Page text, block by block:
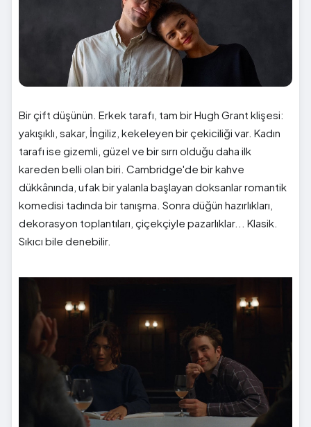
Bir çift düşünün. Erkek tarafı, tam bir Hugh Grant klişesi:
yakışıklı, sakar, İngiliz, kekeleyen bir çekiciliği var. Kadın
tarafı ise gizemli, güzel ve bir sırrı olduğu daha ilk
kareden belli olan biri. Cambridge'de bir kahve
dükkânında, ufak bir yalanla başlayan doksanlar romantik
komedisi tadında bir tanışma. Sonra düğün hazırlıkları,
dekorasyon toplantıları, çiçekçiyle pazarlıklar... Klasik.
Sıkıcı bile denebilir.